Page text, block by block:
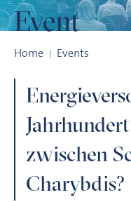
Event
Home Events
zwischen
Charybdis?